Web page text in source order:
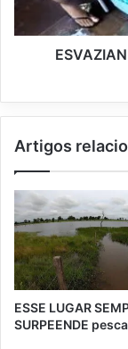
Artigos
ESSE LUGAR
SURPEENDE